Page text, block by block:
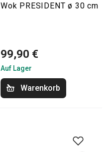
Wok PRESIDENT ø 30 cm
99,90 €
Auf Lager
Warenkorb